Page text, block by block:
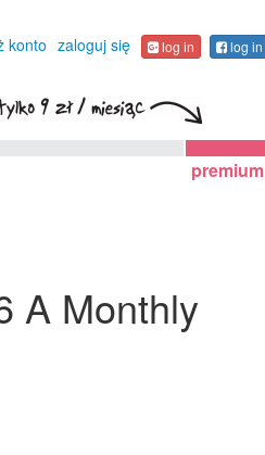
konto zaloguj się log in log in
premium
A Monthly